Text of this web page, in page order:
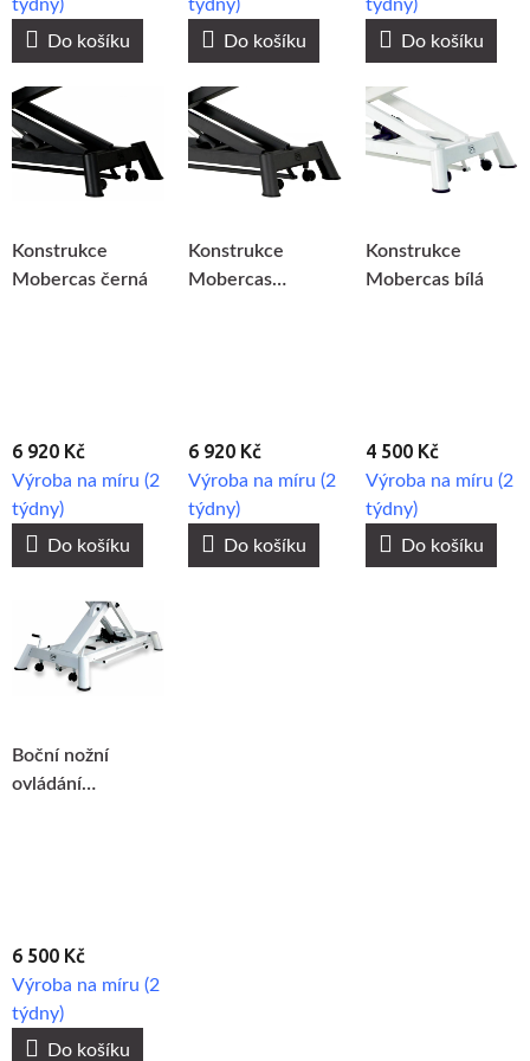
týdny)
Do košíku
týdny)
Do košíku
týdny)
Do košíku
Konstrukce
Mobercas černá
6 920 Kč
Výroba na míru (2
týdny)
Do košíku
Konstrukce
Mobercas
6 920 Kč
Výroba na míru (2
týdny)
Do košíku
Konstrukce
Mobercas bílá
4 500 Kč
Výroba na míru (2
týdny)
Do košíku
Boční nožní
ovládání
6 500 Kč
Výroba na míru (2
týdny)
Do košíku